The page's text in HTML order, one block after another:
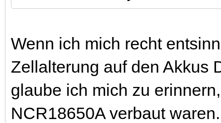
Wenn ich mich recht
Zellalterung auf den Akkus
glaube ich mich zu
NCR18650A verbaut waren.